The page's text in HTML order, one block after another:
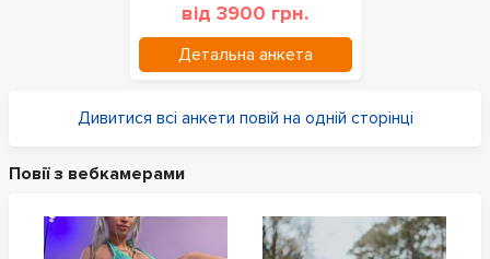
від 3900 грн.
Детальна анкета
Дивитися всі анкети повій на одній сторінці
Повії з вебкамерами